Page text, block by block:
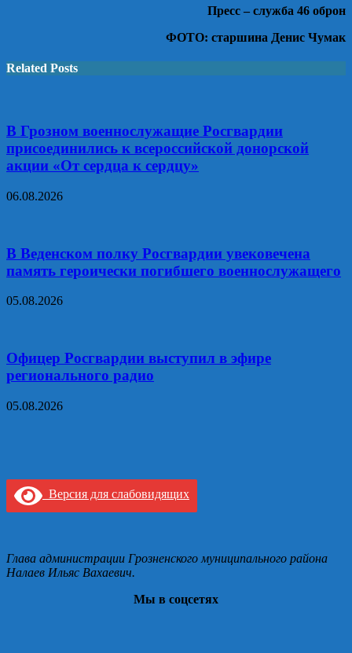
Пресс – служба 46 оброн
ФОТО: старшина Денис Чумак
Related Posts
В Грозном военнослужащие Росгвардии
присоединились к всероссийской донорской
акции «От сердца к сердцу»
06.08.2026
В Веденском полку Росгвардии увековечена
память героически погибшего военнослужащего
05.08.2026
Офицер Росгвардии выступил в эфире
регионального радио
05.08.2026
Версия для слабовидящих
Глава администрации Грозненского муниципального района
Налаев Ильяс Вахаевич.
Мы в соцсетях